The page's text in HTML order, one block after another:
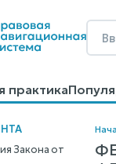
практика
Закона от